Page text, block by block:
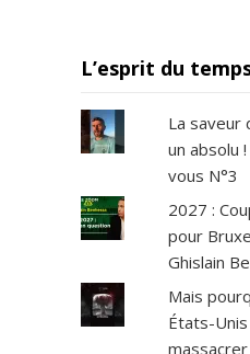
L’esprit du
La saveur
un absolu
vous N°3
2027 :
pour
Ghislain
Mais
États-